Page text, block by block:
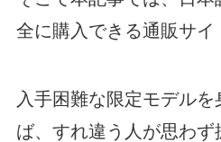
全に購入できる通販サイ
入手困難な限定モデル
ば、すれ違う人が思わず